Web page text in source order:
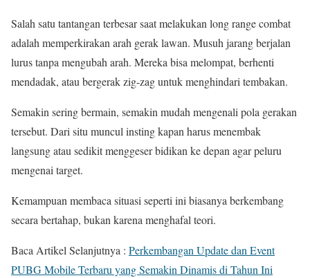
Salah satu tantangan terbesar saat melakukan long range combat
adalah memperkirakan arah gerak lawan. Musuh jarang berjalan
lurus tanpa mengubah arah. Mereka bisa melompat, berhenti
mendadak, atau bergerak zig-zag untuk menghindari tembakan.
Semakin sering bermain, semakin mudah mengenali pola gerakan
tersebut. Dari situ muncul insting kapan harus menembak
langsung atau sedikit menggeser bidikan ke depan agar peluru
mengenai target.
Kemampuan membaca situasi seperti ini biasanya berkembang
secara bertahap, bukan karena menghafal teori.
Baca Artikel Selanjutnya : Perkembangan Update dan Event
PUBG Mobile Terbaru yang Semakin Dinamis di Tahun Ini